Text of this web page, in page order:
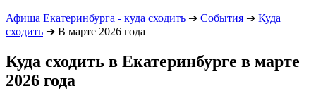
Афиша Екатеринбурга - куда сходить ➔ События ➔ Куда
сходить ➔ В марте 2026 года
Куда сходить в Екатеринбурге в марте
2026 года